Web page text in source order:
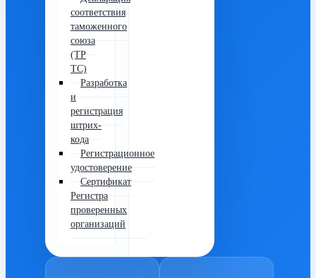
соответствия
таможенного
союза
(ТР
ТС)
Разработка
и
регистрация
штрих-
кода
Регистрационное
удостоверение
Сертификат
Регистра
проверенных
организаций